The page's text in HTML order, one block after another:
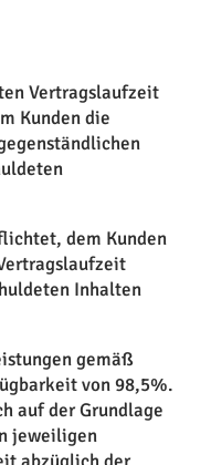
Vertragslaufzeit
Kunden die
dem Kunden
Inhalten
gemäß
von 98,5%.
auf der Grundlage
jeweiligen